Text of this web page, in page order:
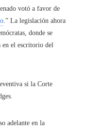
votó a favor de
.” La legislación ahora
donde se
en el escritorio del
si la Corte
adelante en la